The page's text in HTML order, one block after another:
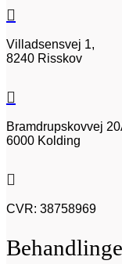

Villadsensvej 1,
8240 Risskov

Bramdrupskovvej
6000 Kolding

CVR: 38758969